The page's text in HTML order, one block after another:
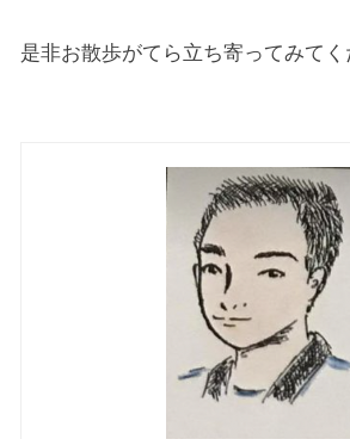
是非お散歩がてら立ち寄ってみてく